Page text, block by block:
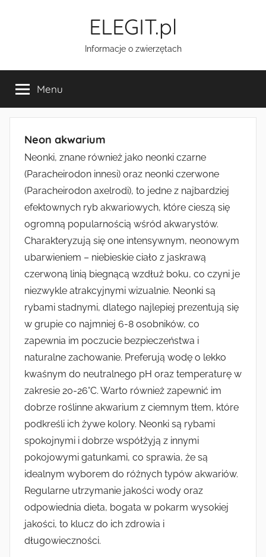
ELEGIT.pl
Informacje o zwierzętach
Menu
Neon akwarium
Neonki, znane również jako neonki czarne
(Paracheirodon innesi) oraz neonki czerwone
(Paracheirodon axelrodi), to jedne z najbardziej
efektownych ryb akwariowych, które cieszą się
ogromną popularnością wśród akwarystów.
Charakteryzują się one intensywnym, neonowym
ubarwieniem – niebieskie ciało z jaskrawą
czerwoną linią biegnącą wzdłuż boku, co czyni je
niezwykle atrakcyjnymi wizualnie. Neonki są
rybami stadnymi, dlatego najlepiej prezentują się
w grupie co najmniej 6-8 osobników, co
zapewnia im poczucie bezpieczeństwa i
naturalne zachowanie. Preferują wodę o lekko
kwaśnym do neutralnego pH oraz temperaturę w
zakresie 20-26°C. Warto również zapewnić im
dobrze roślinne akwarium z ciemnym tłem, które
podkreśli ich żywe kolory. Neonki są rybami
spokojnymi i dobrze współżyją z innymi
pokojowymi gatunkami, co sprawia, że są
idealnym wyborem do różnych typów akwariów.
Regularne utrzymanie jakości wody oraz
odpowiednia dieta, bogata w pokarm wysokiej
jakości, to klucz do ich zdrowia i
długowieczności.